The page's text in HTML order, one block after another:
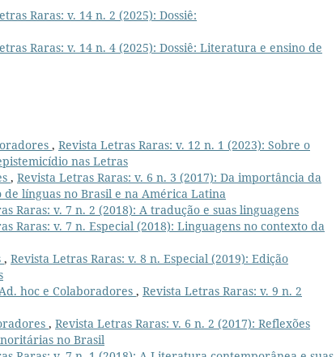
Raras: v. 14 n. 2 (2025): Dossiê:
Raras: v. 14 n. 4 (2025): Dossiê: Literatura e ensino de
, Revista Letras Raras: v. 12 n. 1 (2023): Sobre o
nas Letras
, Revista Letras Raras: v. 6 n. 3 (2017): Da importância da
línguas no Brasil e na América Latina
Raras: v. 7 n. 2 (2018): A tradução e suas linguagens
Raras: v. 7 n. Especial (2018): Linguagens no contexto da
, Revista Letras Raras: v. 8 n. Especial (2019): Edição
hoc e Colaboradores , Revista Letras Raras: v. 9 n. 2
, Revista Letras Raras: v. 6 n. 2 (2017): Reflexões
no Brasil